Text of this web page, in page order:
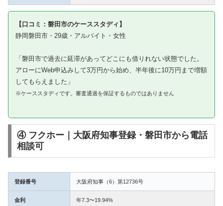
【口コミ：磐田市のケーススタディ】
静岡磐田市・29歳・アルバイト・女性
「磐田市で過去に延滞があってどこにも借りれない状態でした。
アローにWeb申込みして3万円から始め、半年後に10万円まで増額
してもらえました」
※ケーススタディです。審査通過を保証するものではありません
④ フクホー｜大阪府知事登録・磐田市から電話
相談可
登録番号 大阪府知事（6）第12736号
金利 年7.3〜19.94%